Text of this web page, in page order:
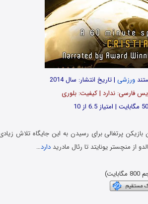
ورزشی| تاریخ انتشار: سال 2014
بازیکن پرتغالی برای رسیدن به این جایگاه تلاش
از منچستر یونایتد تا رئال مادریددارد…